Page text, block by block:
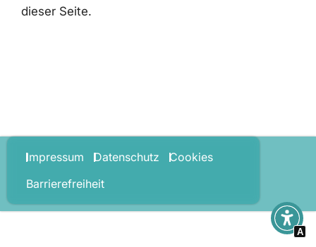
dieser Seite.
Impressum Datenschutz
Cookies
Barrierefreiheit
A